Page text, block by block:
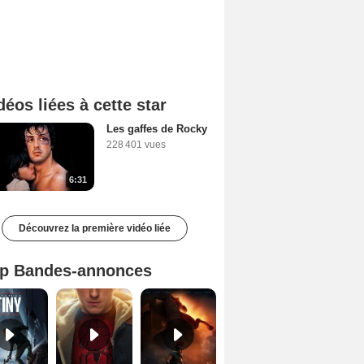
liées à cette star
6:31
Les gaffes de Rocky
228 401 vues
Découvrez la première vidéo liée
Bandes-annonces
Mutiny Bande-annonce VO STFR Spider-Man: Brand New Day Bande-annonce VO STFR